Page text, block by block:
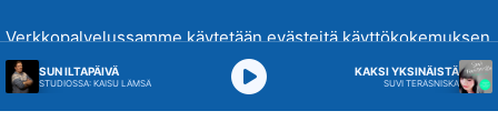
Verkkopalvelussamme käytetään evästeitä käyttökokemuksen
parantamiseksi. Tutustu tietosuojakäytäntöihimmetäällä.
SUN ILTAPÄIVÄ
STUDIOSSA: KAISU LÄMSÄ
KAKSI YKSINÄISTÄ
SUVI TERÄSNISKA